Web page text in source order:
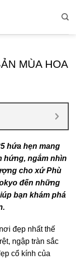
MÙA HOA
hứa hẹn mang
hứng, ngắm nhìn
cho xứ Phù
đến những
bạn khám phá
đẹp nhất thế
ngập tràn sắc
cổ kính của